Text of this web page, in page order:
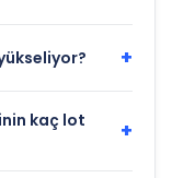
+
kaç lot
+